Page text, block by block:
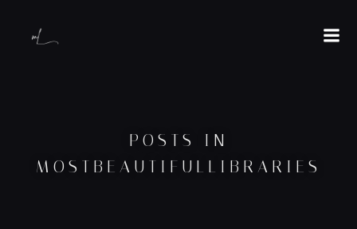
POSTS IN
MOSTBEAUTIFULLIBRARIES